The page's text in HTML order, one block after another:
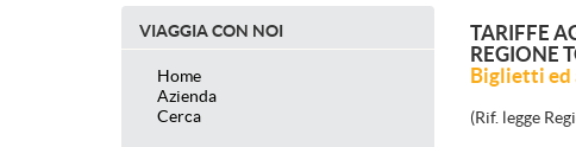
VIAGGIA CON NOI
Home
Azienda
Cerca
TARIFFE
REGIONE
Biglietti ed
(Rif. legge